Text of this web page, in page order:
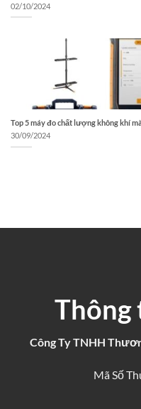
02/10/2024
Top 5 máy đo chất lượng không khí
30/09/2024
Thông
Công Ty TNHH
Mã Số